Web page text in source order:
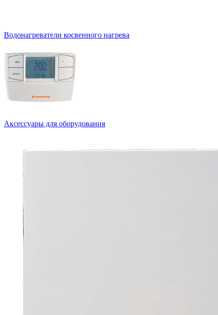
Водонагреватели косвенного нагрева
Аксессуары для оборудования